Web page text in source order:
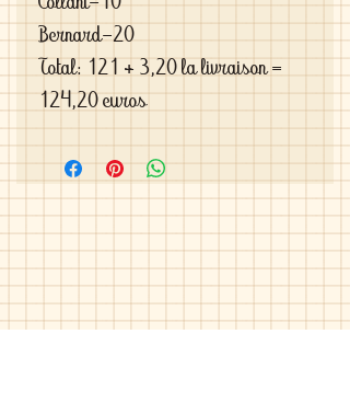
Bernard-20
Total: 121 + 3,20 la livraison =
124,20 euros